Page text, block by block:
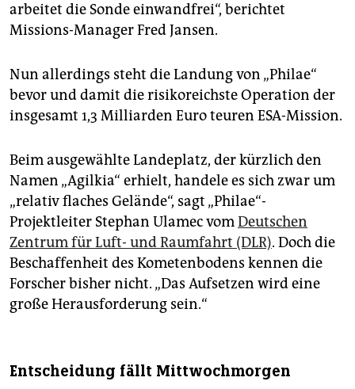
arbeitet die Sonde einwandfrei“, berichtet
Missions-Manager Fred Jansen.
Nun allerdings steht die Landung von „Philae“
bevor und damit die risikoreichste Operation der
insgesamt 1,3 Milliarden Euro teuren ESA-Mission.
Beim ausgewählte Landeplatz, der kürzlich den
Namen „Agilkia“ erhielt, handele es sich zwar um
„relativ flaches Gelände“, sagt „Philae“-
Projektleiter Stephan Ulamec vomDeutschen
Zentrum für Luft- und Raumfahrt (DLR). Doch die
Beschaffenheit des Kometenbodens kennen die
Forscher bisher nicht. „Das Aufsetzen wird eine
große Herausforderung sein.“
Entscheidung fällt Mittwochmorgen